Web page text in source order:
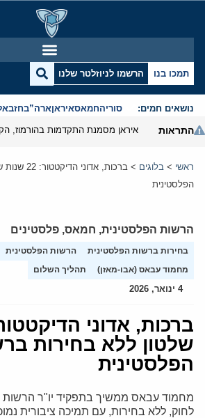
תמכו בנו הרשמו לניוזלטר שלנו
נושאים חמים: סוריהחמאסאיראןארה”ב
התראות
ראשי > בלוגים >
ברכות,
הפלסטינית
הרשות הפלסטינית, חמאס, פלסטינים
בחירות ברשות הפלסטינית
הרשות הפלסטינית
מחמוד עבאס (אבו-מאזן)
תהליך השלום
4 ינואר, 2026
שלטון ללא בחירות
הפלסטינית
מחמוד עבאס ממשיך בתפקיד יו"ר הרשות
לחוק, ללא בחירות, עם תמיכה ציבורית